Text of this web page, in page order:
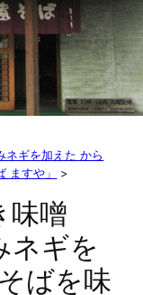
ネギを加えた から
ますや」
>
味噌
ネギを
ばを味